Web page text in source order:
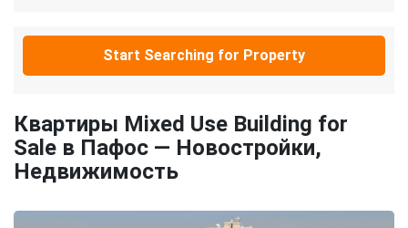
Start Searching for Property
Квартиры Mixed Use Building for
Sale в Пафос — Новостройки,
Недвижимость